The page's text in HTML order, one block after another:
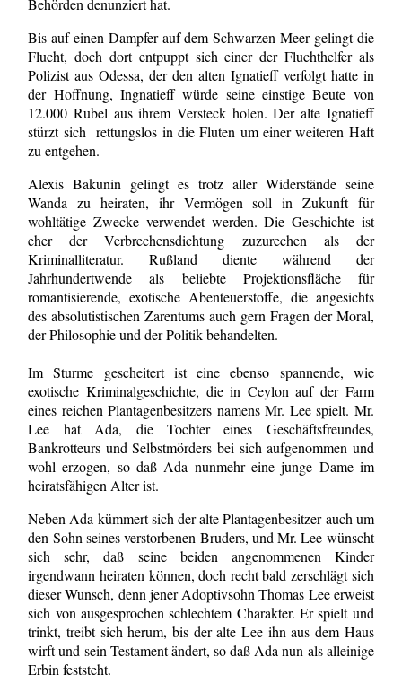
Behörden denunziert hat.
Bis auf einen Dampfer auf dem Schwarzen Meer gelingt die
Flucht, doch dort entpuppt sich einer der Fluchthelfer als
Polizist aus Odessa, der den alten Ignatieff verfolgt hatte in
der Hoffnung, Ingnatieff würde seine einstige Beute von
12.000 Rubel aus ihrem Versteck holen. Der alte Ignatieff
stürzt sich rettungslos in die Fluten um einer weiteren Haft
zu entgehen.
Alexis Bakunin gelingt es trotz aller Widerstände seine
Wanda zu heiraten, ihr Vermögen soll in Zukunft für
wohltätige Zwecke verwendet werden. Die Geschichte ist
eher der Verbrechensdichtung zuzurechen als der
Kriminalliteratur. Rußland diente während der
Jahrhundertwende als beliebte Projektionsfläche für
romantisierende, exotische Abenteuerstoffe, die angesichts
des absolutistischen Zarentums auch gern Fragen der Moral,
der Philosophie und der Politik behandelten.
Im Sturme gescheitert ist eine ebenso spannende, wie
exotische Kriminalgeschichte, die in Ceylon auf der Farm
eines reichen Plantagenbesitzers namens Mr. Lee spielt. Mr.
Lee hat Ada, die Tochter eines Geschäftsfreundes,
Bankrotteurs und Selbstmörders bei sich aufgenommen und
wohl erzogen, so daß Ada nunmehr eine junge Dame im
heiratsfähigen Alter ist.
Neben Ada kümmert sich der alte Plantagenbesitzer auch um
den Sohn seines verstorbenen Bruders, und Mr. Lee wünscht
sich sehr, daß seine beiden angenommenen Kinder
irgendwann heiraten können, doch recht bald zerschlägt sich
dieser Wunsch, denn jener Adoptivsohn Thomas Lee erweist
sich von ausgesprochen schlechtem Charakter. Er spielt und
trinkt, treibt sich herum, bis der alte Lee ihn aus dem Haus
wirft und sein Testament ändert, so daß Ada nun als alleinige
Erbin feststeht.